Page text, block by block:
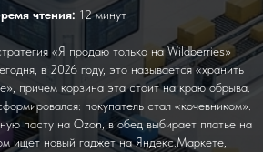
чтения: 12 минут
«Я продаю только на Wildberries»
в 2026 году, это называется «хранить
причем корзина эта стоит на краю обрыва.
покупатель стал «кочевником».
пасту на Ozon, в обед выбирает платье на
ищет новый гаджет на Яндекс.Маркете,